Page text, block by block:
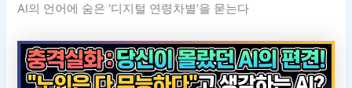
AI의 언어에 숨은 ‘디지털 연령차별’을 묻는다